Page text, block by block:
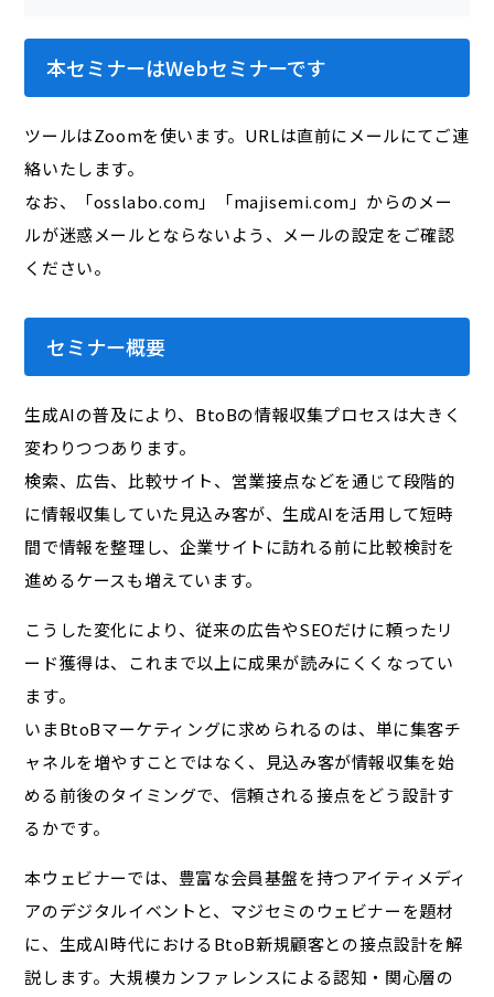
本セミナーはWebセミナーです
ツールはZoomを使います。URLは直前にメールにてご連
絡いたします。
なお、「osslabo.com」「majisemi.com」からのメー
ルが迷惑メールとならないよう、メールの設定をご確認
ください。
セミナー概要
生成AIの普及により、BtoBの情報収集プロセスは大きく
変わりつつあります。
検索、広告、比較サイト、営業接点などを通じて段階的
に情報収集していた見込み客が、生成AIを活用して短時
間で情報を整理し、企業サイトに訪れる前に比較検討を
進めるケースも増えています。
こうした変化により、従来の広告やSEOだけに頼ったリ
ード獲得は、これまで以上に成果が読みにくくなってい
ます。
いまBtoBマーケティングに求められるのは、単に集客チ
ャネルを増やすことではなく、見込み客が情報収集を始
める前後のタイミングで、信頼される接点をどう設計す
るかです。
本ウェビナーでは、豊富な会員基盤を持つアイティメディ
アのデジタルイベントと、マジセミのウェビナーを題材
に、生成AI時代におけるBtoB新規顧客との接点設計を解
説します。大規模カンファレンスによる認知・関心層の